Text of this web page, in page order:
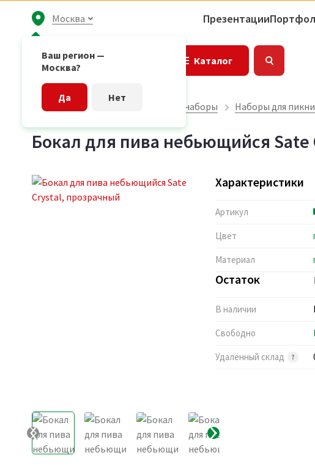
Москва
Ваш регион —
Москва?
Да Нет
Презентации
Каталог
Главная страница Подарочные наборы Наборы для
Бокал для пива небьющийся Sate
Характеристики
Артикул
Цвет
Материал
Остаток
В наличии
Свободно
Удалённый склад